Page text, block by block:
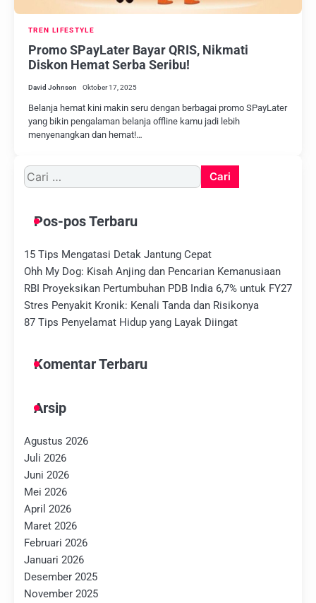
TREN LIFESTYLE
Promo SPayLater Bayar QRIS, Nikmati
Diskon Hemat Serba Seribu!
David Johnson Oktober 17, 2025
Belanja hemat kini makin seru dengan berbagai promo SPayLater
yang bikin pengalaman belanja offline kamu jadi lebih
menyenangkan dan hemat!…
Cari
untuk:
Pos-pos Terbaru
15 Tips Mengatasi Detak Jantung Cepat
Ohh My Dog: Kisah Anjing dan Pencarian Kemanusiaan
RBI Proyeksikan Pertumbuhan PDB India 6,7% untuk FY27
Stres Penyakit Kronik: Kenali Tanda dan Risikonya
87 Tips Penyelamat Hidup yang Layak Diingat
Komentar Terbaru
Arsip
Agustus 2026
Juli 2026
Juni 2026
Mei 2026
April 2026
Maret 2026
Februari 2026
Januari 2026
Desember 2025
November 2025